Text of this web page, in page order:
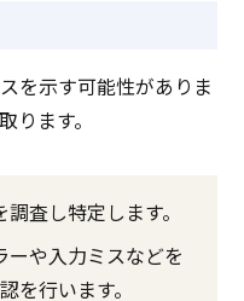
を示す可能性がありま
ります。
査し特定します。
ーや入力ミスなどを
を行います。